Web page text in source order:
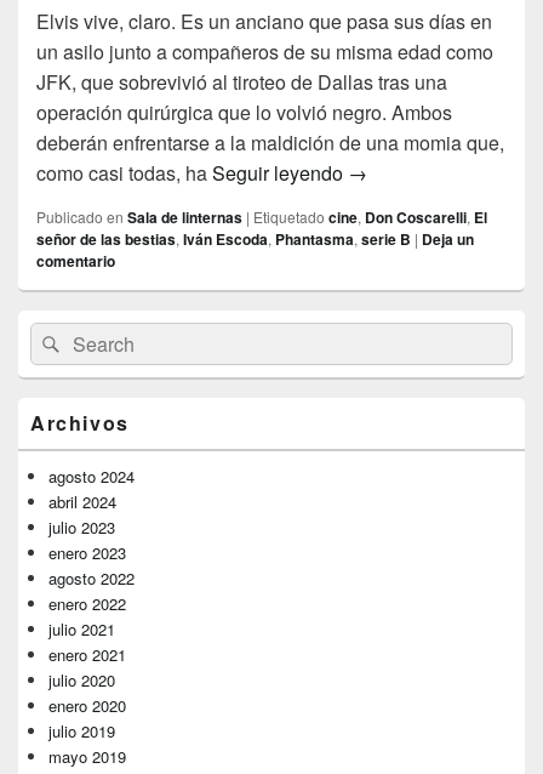
Elvis vive, claro. Es un anciano que pasa sus días en
un asilo junto a compañeros de su misma edad como
JFK, que sobrevivió al tiroteo de Dallas tras una
operación quirúrgica que lo volvió negro. Ambos
deberán enfrentarse a la maldición de una momia que,
como casi todas, haSeguir leyendo Paseo por los
→
Publicado en Sala de linternas | Etiquetado cine, Don Coscarelli, El
señor de las bestias, Iván Escoda, Phantasma, serie B | Deja un
comentario
área
de
widget
lateral
primaria
Buscar
por:
Buscar
Archivos
agosto 2024
abril 2024
julio 2023
enero 2023
agosto 2022
enero 2022
julio 2021
enero 2021
julio 2020
enero 2020
julio 2019
mayo 2019